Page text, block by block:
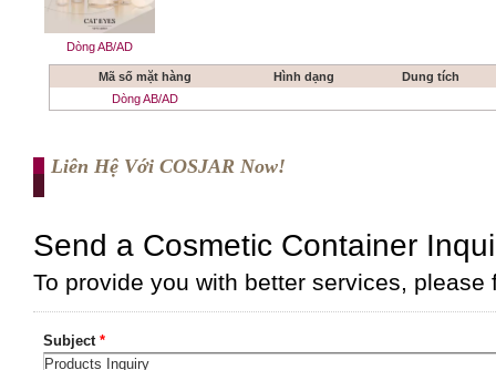
Dòng AB/AD
Mã số mặt hàng Hình dạng
Dung tích
Dòng AB/AD
Liên Hệ Với COSJAR Now!